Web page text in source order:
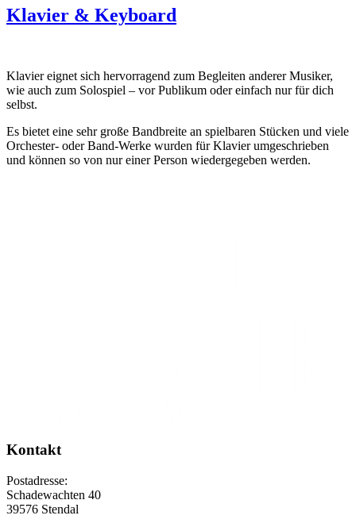
Klavier & Keyboard
Klavier eignet sich hervorragend zum Begleiten anderer Musiker,
wie auch zum Solospiel – vor Publikum oder einfach nur für dich
selbst.
Es bietet eine sehr große Bandbreite an spielbaren Stücken und viele
Orchester- oder Band-Werke wurden für Klavier umgeschrieben
und können so von nur einer Person wiedergegeben werden.
Kontakt
Postadresse:
Schadewachten 40
39576 Stendal